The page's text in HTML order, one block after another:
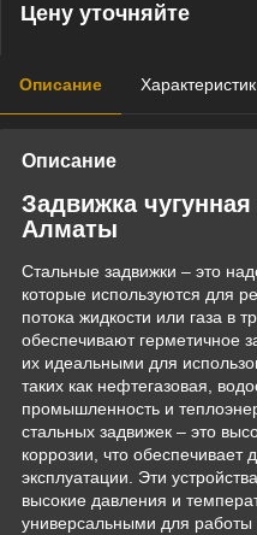
Цену уточняйте
Описание
Описание
Задвижка
Алматы
Стальные задвижки – это
которые используются для
потока жидкости или газа в
обеспечивают герметичное
их идеальными для
таких как нефтегазовая,
промышленность и
стальных задвижек – это
коррозии, что обеспечивает
эксплуатации. Эти
высокие давления и
универсальными для работы